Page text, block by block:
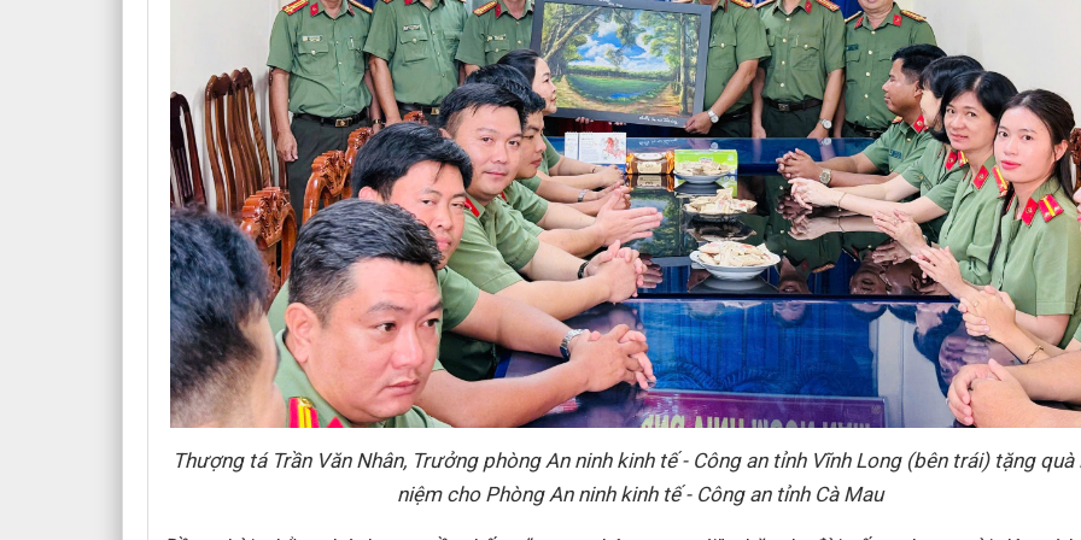
Thượng tá Trần Văn Nhân, Trưởng phòng An ninh kinh tế - Công an tỉnh Vĩnh Long (bên trái) tặng quà
niệm cho Phòng An ninh kinh tế - Công an tỉnh Cà Mau